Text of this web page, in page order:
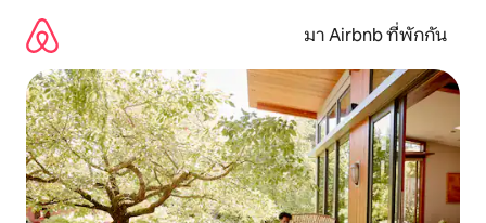
เนื้อหา
มา Airbnb ที่พักกัน